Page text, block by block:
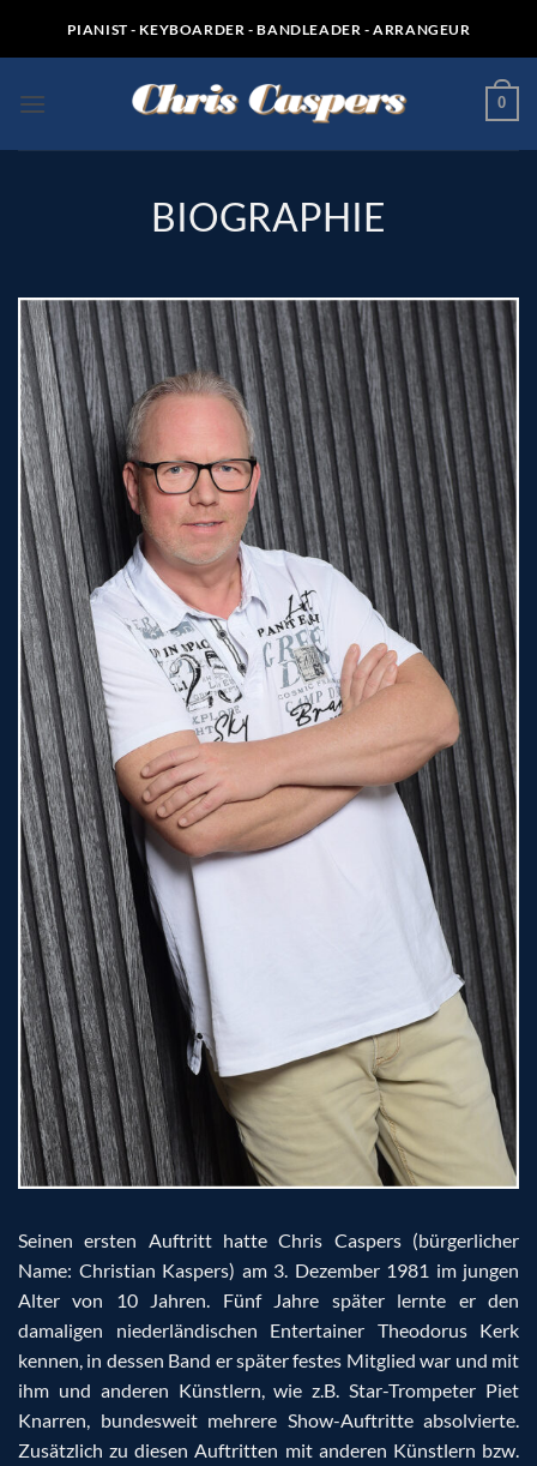
PIANIST - KEYBOARDER - BANDLEADER - ARRANGEUR
0
BIOGRAPHIE
Seinen ersten Auftritt hatte Chris Caspers (bürgerlicher
Name: Christian Kaspers) am 3. Dezember 1981 im jungen
Alter von 10 Jahren. Fünf Jahre später lernte er den
damaligen niederländischen Entertainer Theodorus Kerk
kennen, in dessen Band er später festes Mitglied war und mit
ihm und anderen Künstlern, wie z.B. Star-Trompeter Piet
Knarren, bundesweit mehrere Show-Auftritte absolvierte.
Zusätzlich zu diesen Auftritten mit anderen Künstlern bzw.